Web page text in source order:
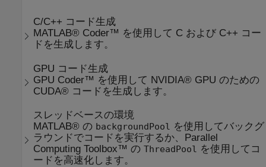
C/C++ コード生成
MATLAB® Coder™ を使用して C および C++ コー
ドを生成します。
GPU コード生成
GPU Coder™ を使用して NVIDIA® GPU のための
CUDA® コードを生成します。
スレッドベースの環境
MATLAB® の backgroundPool
を使用してバックグ
ラウンドでコードを実行するか、Parallel
Computing Toolbox™ のThreadPool
を使用してコ
ードを高速化します。